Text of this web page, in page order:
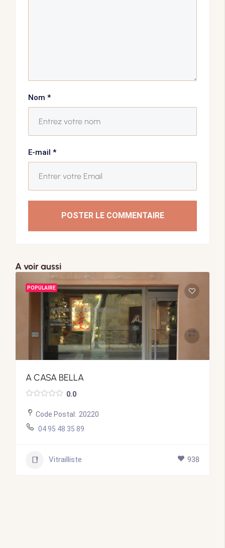
Nom *
E-mail *
POSTER LE COMMENTAIRE
A voir aussi
POPULAIRE
A CASA BELLA
0.0
Code Postal: 20220
04 95 48 35 89
Vitrailliste 938